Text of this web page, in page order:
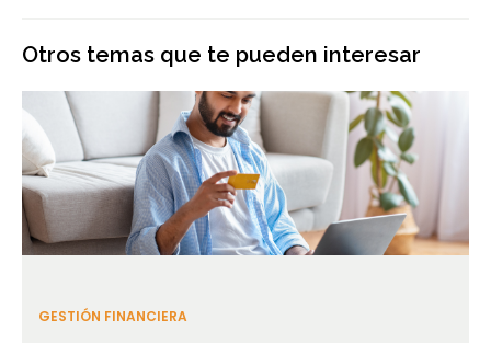
Otros temas que te pueden interesar
GESTIÓN FINANCIERA